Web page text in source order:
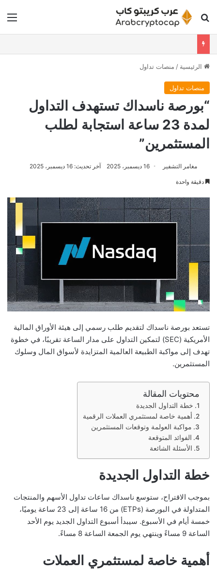
بحث عن
الرئيسية / منصات تداول
منصات تداول
“بورصة ناسداك تستهدف التداول
لمدة 23 ساعة استجابة لطلب
المستثمرين”
مغامر التشفير 16 ديسمبر، 2025 آخر تحديث: 16 ديسمبر، 2025
دقيقة واحدة
تستعد بورصة ناسداك لتقديم طلب رسمي إلى هيئة الأوراق المالية
الأمريكية (SEC) لتمكين التداول على مدار الساعة تقريبًا، في خطوة
تهدف إلى مواكبة الطبيعة العالمية المتزايدة لأسواق المال وسلوك
المستثمرين.
محتويات المقالة
خطة التداول الجديدة
أهمية خاصة لمستثمري العملات الرقمية
مواكبة العولمة وتوقعات المستثمرين
الفوائد المتوقعة
الأسئلة الشائعة
خطة التداول الجديدة
بموجب الاقتراح، ستوسع ناسداك ساعات تداول الأسهم والمنتجات
المتداولة في البورصة (ETPs) من 16 ساعة إلى 23 ساعة يوميًا،
خمسة أيام في الأسبوع. سيبدأ أسبوع التداول الجديد يوم الأحد
الساعة 9 مساءً وينتهي يوم الجمعة الساعة 8 مساءً.
أهمية خاصة لمستثمري العملات